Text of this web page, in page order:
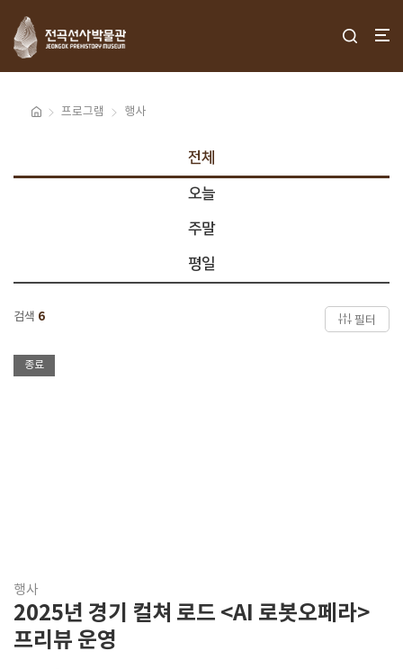
프로그램 행사
전체
오늘
주말
평일
검색 6 필터
종료
행사
2025년 경기 컬쳐 로드 <AI 로봇오페라>
프리뷰 운영